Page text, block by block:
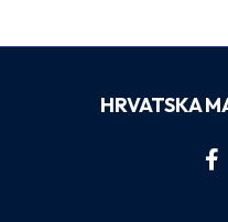
HRVATSKA